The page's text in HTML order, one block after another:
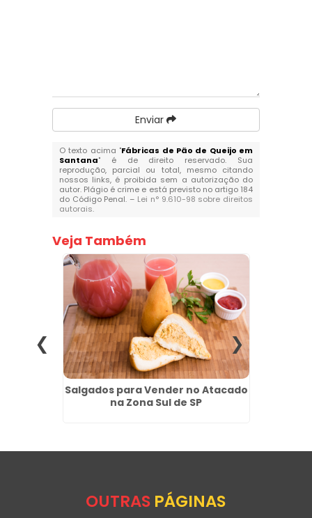
Enviar
O texto acima "Fábricas de Pão de Queijo em
Santana" é de direito reservado. Sua
reprodução, parcial ou total, mesmo citando
nossos links, é proibida sem a autorização do
autor. Plágio é crime e está previsto no artigo 184
do Código Penal. – Lei n° 9.610-98 sobre direitos
autorais.
Veja Também
Salgados para Vender no Atacado
na Zona Sul de SP
OUTRAS PÁGINAS